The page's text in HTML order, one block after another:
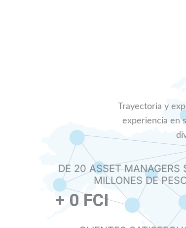
Trayectoria y
experiencia en
DE 20 ASSET
MILLONES DE
+ 0 FCI